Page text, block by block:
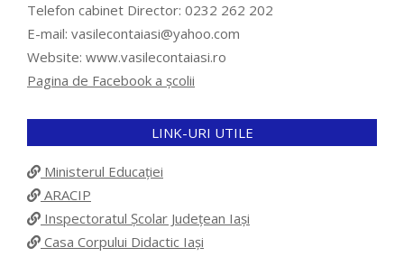
Telefon cabinet Director: 0232 262 202
E-mail: vasilecontaiasi@yahoo.com
Website: www.vasilecontaiasi.ro
Pagina de Facebook a școlii
LINK-URI UTILE
Ministerul Educației
ARACIP
Inspectoratul Școlar Județean Iași
Casa Corpului Didactic Iași